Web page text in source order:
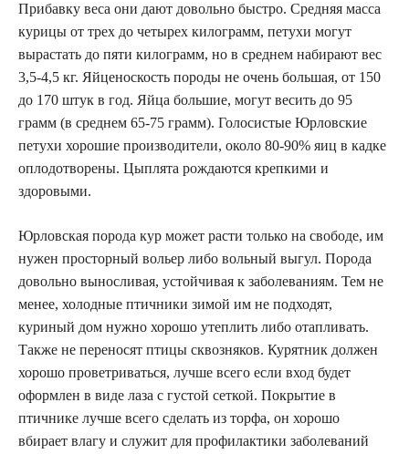
Прибавку веса они дают довольно быстро. Средняя масса
курицы от трех до четырех килограмм, петухи могут
вырастать до пяти килограмм, но в среднем набирают вес
3,5-4,5 кг. Яйценоскость породы не очень большая, от 150
до 170 штук в год. Яйца большие, могут весить до 95
грамм (в среднем 65-75 грамм). Голосистые Юрловские
петухи хорошие производители, около 80-90% яиц в кадке
оплодотворены. Цыплята рождаются крепкими и
здоровыми.
Юрловская порода кур может расти только на свободе, им
нужен просторный вольер либо вольный выгул. Порода
довольно выносливая, устойчивая к заболеваниям. Тем не
менее, холодные птичники зимой им не подходят,
куриный дом нужно хорошо утеплить либо отапливать.
Также не переносят птицы сквозняков. Курятник должен
хорошо проветриваться, лучше всего если вход будет
оформлен в виде лаза с густой сеткой. Покрытие в
птичнике лучше всего сделать из торфа, он хорошо
вбирает влагу и служит для профилактики заболеваний